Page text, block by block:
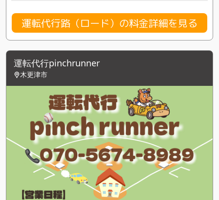
運転代行路（ロード）の料金詳細を見る
運転代行pinchrunner
木更津市